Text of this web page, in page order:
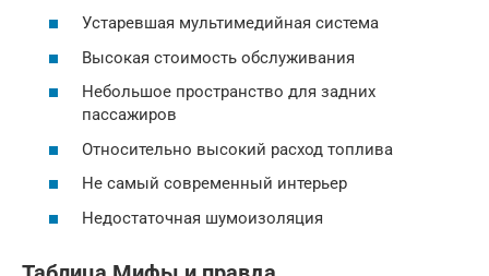
Устаревшая мультимедийная система
Высокая стоимость обслуживания
Небольшое пространство для задних
пассажиров
Относительно высокий расход топлива
Не самый современный интерьер
Недостаточная шумоизоляция